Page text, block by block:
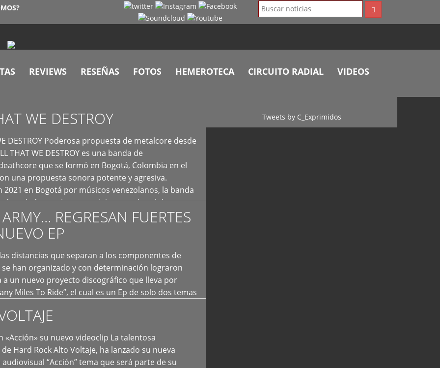
REVIEWS RESEÑAS FOTOS HEMEROTECA CIRCUITO RADIAL VIDEOS
WE DESTROY
DESTROY Poderosa propuesta de metalcore desde
THAT WE DESTROY es una banda de
que se formó en Bogotá, Colombia en el
una propuesta sonora potente y agresiva.
2021 en Bogotá por músicos venezolanos, la banda
demoledores, ritmos vertiginosos y breakdowns
creando […]REGRESAN FUERTES
EP
distancias que separan a los componentes de
se han organizado y con determinación lograron
a un nuevo proyecto discográfico que lleva por
Miles To Ride”, el cual es un Ep de solo dos temas
[…]
«Acción» su nuevo videoclip La talentosa
Hard Rock Alto Voltaje, ha lanzado su nueva
“Acción” tema que será parte de su
Tweets by C_Exprimidos